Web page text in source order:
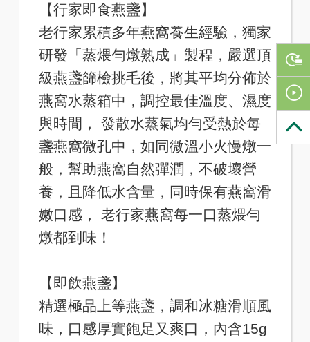
【行家即食燕盞】
老行家累積多年燕窩養生經驗，獨家
研發「蒸煨勻燉熟成」製程，嚴選頂
級燕盞篩檢挑毛後，將其平均分佈於
燕窩水蒸箱中，調控最佳溫度、濕度
與時間， 發散水蒸氣均勻受熱於每
盞燕窩微孔中，如同微溫小火慢燉一
般，幫助燕窩自然彈潤，不破壞營
養，且降低水含量，同時保有燕窩滑
嫩口感， 老行家燕窩每一口蒸煨勻
燉都到味！
【即飲燕盞】
精選極品上等燕盞，調和冰糖滑順風
味，口感厚實飽足又爽口，內含15g